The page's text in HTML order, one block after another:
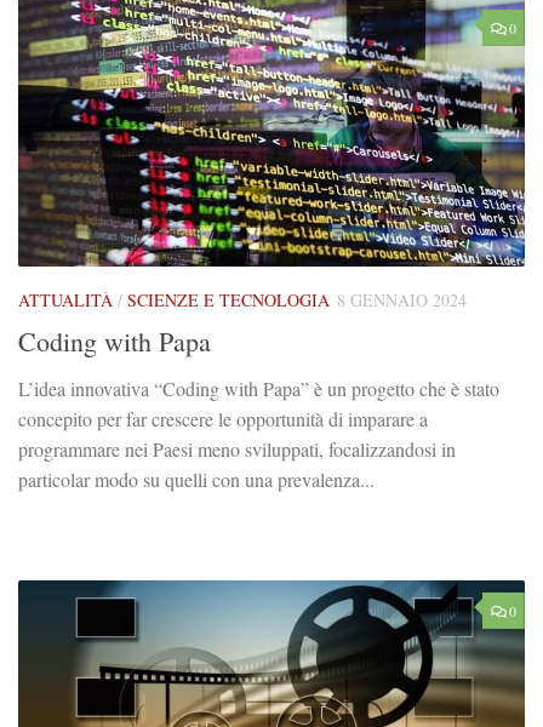
0
ATTUALITÀ / SCIENZE E TECNOLOGIA 8 GENNAIO 2024
Coding with Papa
L’idea innovativa “Coding with Papa” è un progetto che è stato
concepito per far crescere le opportunità di imparare a
programmare nei Paesi meno sviluppati, focalizzandosi in
particolar modo su quelli con una prevalenza...
0